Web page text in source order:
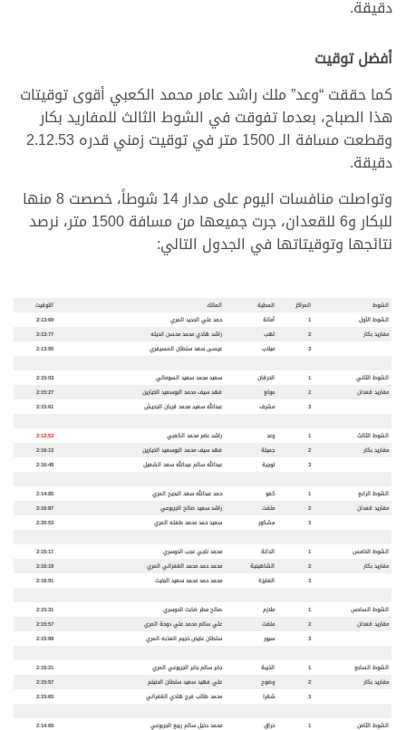
دقيقة.
أفضل توقيت
كما حققت “وعد” ملك راشد عامر محمد الكعبي أقوى توقيتات
هذا الصباح، بعدما تفوقت في الشوط الثالث للمفاريد بكار
وقطعت مسافة الـ 1500 متر في توقيت زمني قدره 2.12.53
دقيقة.
وتواصلت منافسات اليوم على مدار 14 شوطاً، خصصت 8 منها
للبكار و6 للقعدان، جرت جميعها من مسافة 1500 متر، نرصد
نتائجها وتوقيتاتها في الجدول التالي:
الشوط المراكز المطية المالك
التوقيت
الشوط الأول
1 أمانة حمد علي الحديد المري
2:13:69
مفاريد بكار
2 لهب راشد هادي محمد محسن انديله
2:13:77
3
ميلاب عيسى سعد سلطان المسيفري 2:13:95
الشوط الثاني 1 الحرقان سعيد محمد سعيد السومالي
2:15:03
مفاريد قعدان
2 مولع فهد سيف محمد البوسعيد الخيارين
2:15:27
3
مشرف عبدالله سعيد محمد قربان الجحيش 2:15:61
الشوط الثالث 1 وعد راشد عامر محمد الكعبي
2:12:53
مفاريد بكار
2 جميلة فهد سيف محمد البوسعيد الخيارين
2:16:13
3
توجية عبدالله سالم عبدالله سعد الشعيل 2:16:49
الشوط الرابع 1 كفو حمد عبدالله سعد البحيح المري
2:14:85
مفاريد قعدان
2 ملفت راشد سعيد صالح الجربوعي
2:16:87
3
مشكور سعيد حمد محمد طفله المري 2:20:53
الشوط الخامس 1 الدانة محمد ناجي عجب الدوسري
2:15:17
مفاريد بكار
2 الشاهينية محمد حمد محمد الغفراني المري
2:16:19
3
الفايزة محمد حمد محمد سعيد البخيت 2:16:91
الشوط السادس 1 ملازم صالح مطر ضابت الدوسري
2:15:31
مفاريد قعدان
2 ملفت علي سالم محمد علي دوحة المري
2:15:57
3
سيور سلطان عايض خجيم العذبه المري 2:15:89
الشوط السابع 1 الذيبة جابر سالم جابر الجربوعي المري
2:15:21
مفاريد بكار
2 وضوح علي فهيد سعيد سلطان الحنيتم
2:15:57
3
شقرا محمد طالب فرج هادي الغفراني 2:15:65
الشوط الثامن 1 حراق محمد دخيل سالم ربيع الجربوعي
2:14:65